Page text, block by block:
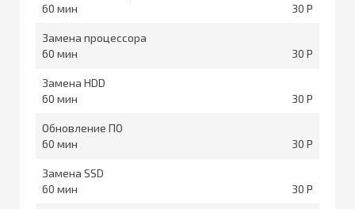
60
30
Замена процессора
60
30
Замена HDD
60
30
Обновление ПО
60
30
Замена SSD
60
30